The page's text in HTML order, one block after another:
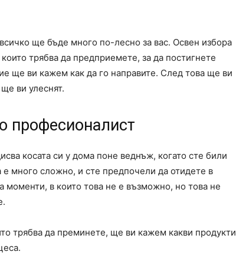
ще бъде много по-лесно за вас. Освен избора
трябва да предприемете, за да постигнете
ще ви кажем как да го направите. След това ще ви
ви улеснят.
професионалист
косата си у дома поне веднъж, когато сте били
много сложно, и сте предпочели да отидете в
в които това не е възможно, но това не
трябва да преминете, ще ви кажем какви продукти